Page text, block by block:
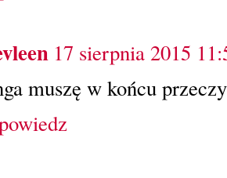
17 sierpnia 2015
muszę w końcu